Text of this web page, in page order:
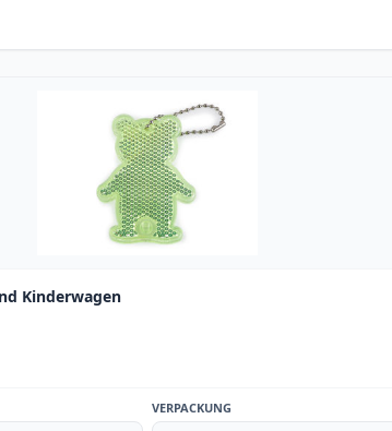
Kinderwagen
VERPACKUNG